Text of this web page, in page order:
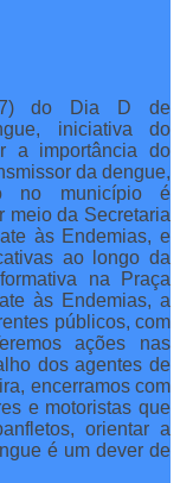
(7) do Dia D de
iniciativa do
a importância do
da dengue,
no município é
meio da Secretaria
às Endemias, e
ao longo da
na Praça
às Endemias, a
públicos, com
ações nas
dos agentes de
encerramos com
e motoristas que
orientar a
é um dever de